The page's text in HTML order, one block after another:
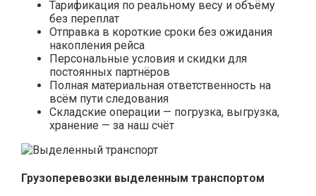
Тарификация по реальному весу и объёму
без переплат
Отправка в короткие сроки без ожидания
накопления рейса
Персональные условия и скидки для
постоянных партнёров
Полная материальная ответственность на
всём пути следования
Складские операции — погрузка, выгрузка,
хранение — за наш счёт
Грузоперевозки выделенным транспортом